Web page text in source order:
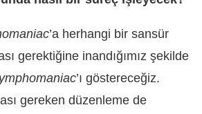
’a herhangi bir sansür
gerektiğine inandığımız şekilde
’ı göstereceğiz.
gereken düzenleme de